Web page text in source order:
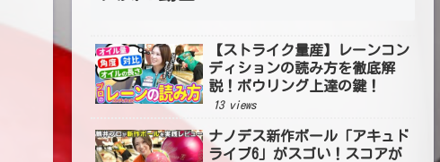
【ストライク量産】レーンコン
ディションの読み方を徹底解
説！ボウリング上達の鍵！
13 views
ナノデス新作ボール「アキュド
ライブ6」がスゴい！スコアが